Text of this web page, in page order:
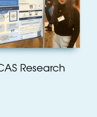
Research